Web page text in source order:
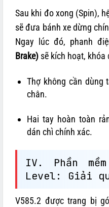
Sau khi đo xong (Spin),
sẽ đưa bánh xe dừng
Ngay lúc đó, phanh
Brake) sẽ kích hoạt,
Thợ không cần dùng
chân.
Hai tay hoàn toàn
dán chì chính xác.
IV. Phần
Level: Giải
V585.2 được trang bị